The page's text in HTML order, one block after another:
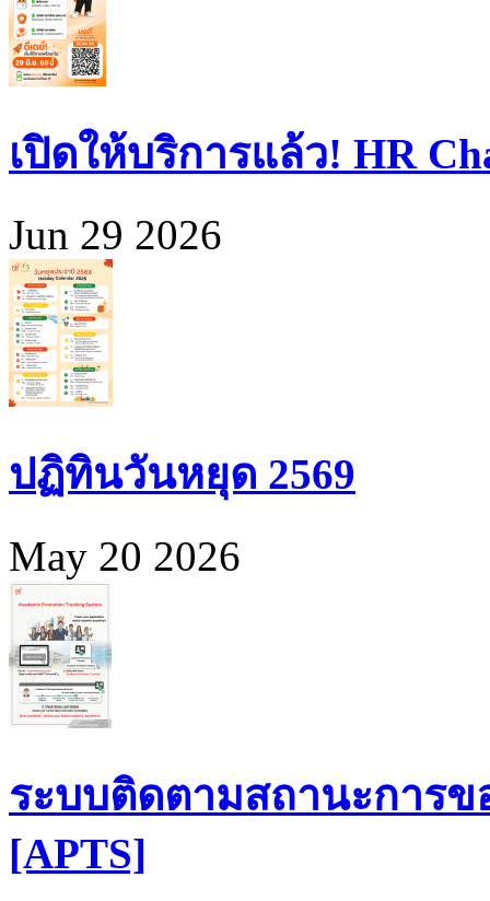
เปิดให้บริการแล้ว! HR
Jun 29 2026
ปฏิทินวันหยุด 2569
May 20 2026
ระบบติดตามสถานะการ
[APTS]